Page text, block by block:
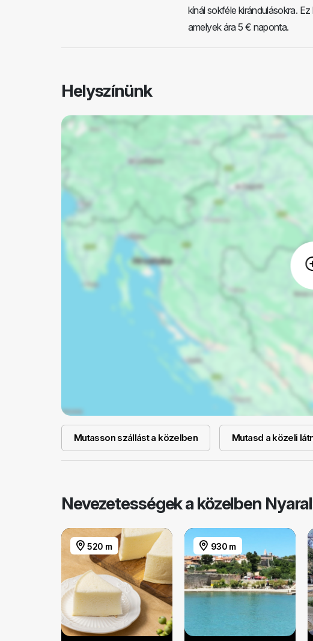
kínál sokféle kirándulásokra.
amelyek ára 5 € naponta.
Helyszínünk
Mutasson szállást a közelben Mutasd a közeli
Nevezetességek a közelben
520 m 930 m